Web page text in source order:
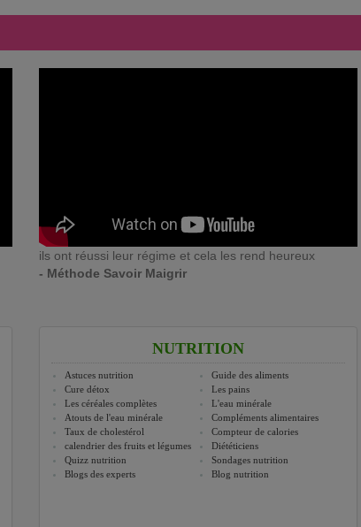
ils ont réussi leur régime et cela les rend heureux
- Méthode Savoir Maigrir
NUTRITION
Astuces nutrition
Guide des aliments
Cure détox
Les pains
Les céréales complètes
L'eau minérale
Atouts de l'eau minérale
Compléments alimentaires
Taux de cholestérol
Compteur de calories
calendrier des fruits et légumes
Diététiciens
Quizz nutrition
Sondages nutrition
Blogs des experts
Blog nutrition